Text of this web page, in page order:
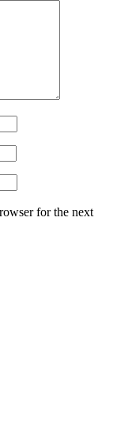
for the next